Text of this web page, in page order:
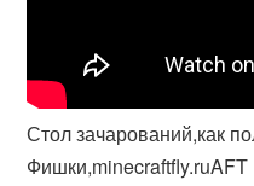
Стол зачарований,как
Фишки,minecraftfly.ruAFT